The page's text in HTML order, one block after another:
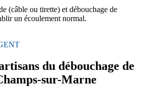
(câble ou tirette) et débouchage de
un écoulement normal.
du débouchage de
sur-Marne